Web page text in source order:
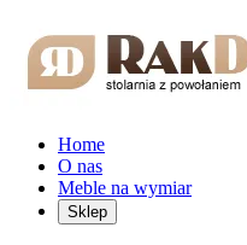
Home
O nas
Meble na wymiar
Sklep